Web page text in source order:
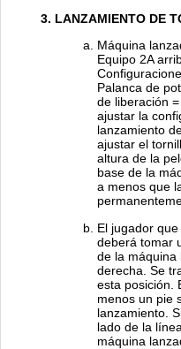
LANZAMIENTO DE
Máquina
Equipo 2A
Palanca de
de liberación
ajustar la
lanzamiento
ajustar el
altura de la
base de la
a menos que
El jugador
deberá tomar
de la máquina
derecha. Se
esta posición.
menos un pie
lanzamiento.
lado de la
máquina